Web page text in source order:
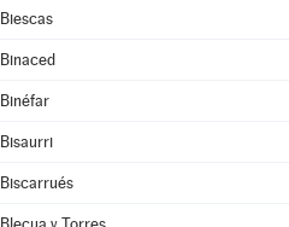
Biescas
Binaced
Binéfar
Bisaurri
Biscarrués